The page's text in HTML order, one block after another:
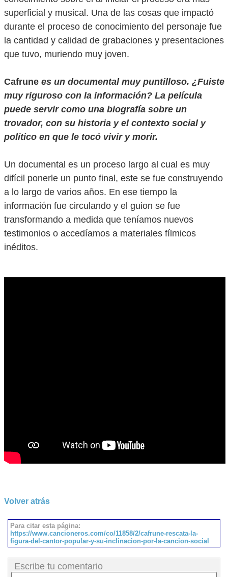
superficial y musical. Una de las cosas que impactó
durante el proceso de conocimiento del personaje fue
la cantidad y calidad de grabaciones y presentaciones
que tuvo, muriendo muy joven.
Cafrune es un documental muy puntilloso. ¿Fuiste
muy riguroso con la información? La película
puede servir como una biografía sobre un
trovador, con su historia y el contexto social y
político en que le tocó vivir y morir.
Un documental es un proceso largo al cual es muy
difícil ponerle un punto final, este se fue construyendo
a lo largo de varios años. En ese tiempo la
información fue circulando y el guion se fue
transformando a medida que teníamos nuevos
testimonios o accedíamos a materiales fílmicos
inéditos.
Volver atrás
Para citar esta página:
https://www.cancioneros.com/co/11858/2/cafrune-rescata-la-
figura-del-cantor-popular-y-su-inclinacion-por-la-cancion-social
Escribe tu comentario